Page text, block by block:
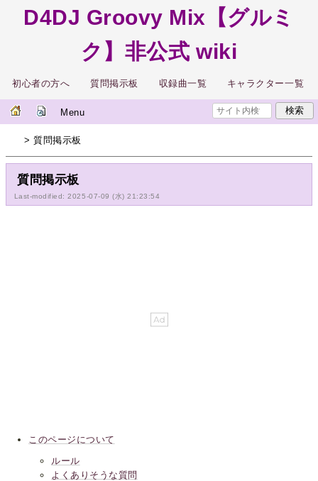
D4DJ Groovy Mix【グルミ
ク】非公式 wiki
初心者の方へ 質問掲示板 収録曲一覧 キャラクター一覧
Menu
> 質問掲示板
質問掲示板
Last-modified: 2025-07-09 (水) 21:23:54
このページについて
ルール
よくありそうな質問